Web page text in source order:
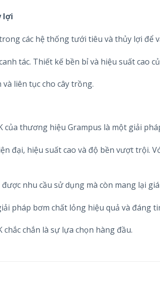
lợi
các hệ thống tưới tiêu và thủy lợi để
tác. Thiết kế bền bỉ và hiệu suất cao
liên tục cho cây trồng.
của thương hiệu Grampus là một giải
đại, hiệu suất cao và độ bền vượt trội.
nhu cầu sử dụng mà còn mang lại
pháp bơm chất lỏng hiệu quả và đáng
chắn là sự lựa chọn hàng đầu.